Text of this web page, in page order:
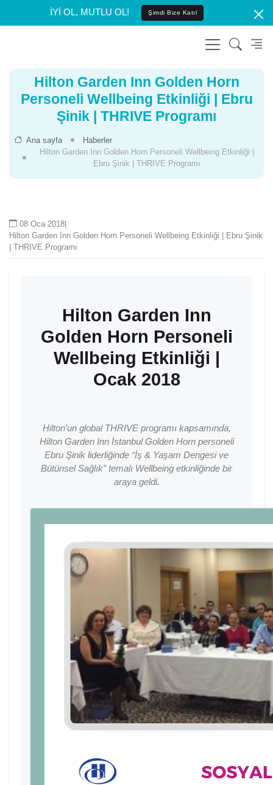
İYİ OL, MUTLU OL! Şimdi Bize Katıl
Hilton Garden Inn Golden Horn
Personeli Wellbeing Etkinliği | Ebru
Şinik | THRIVE Programı
Ana sayfa
Haberler
Hilton Garden Inn Golden Horn Personeli Wellbeing Etkinliği |
Ebru Şinik | THRIVE Programı
08 Oca 2018
Hilton Garden Inn Golden Horn Personeli Wellbeing Etkinliği | Ebru Şinik
| THRIVE Programı
Hilton Garden Inn
Golden Horn Personeli
Wellbeing Etkinliği |
Ocak 2018
Hilton’un global THRIVE programı kapsamında,
Hilton Garden Inn İstanbul Golden Horn personeli
Ebru Şinik liderliğinde “İş & Yaşam Dengesi ve
Bütünsel Sağlık” temalı Wellbeing etkinliğinde bir
araya geldi.